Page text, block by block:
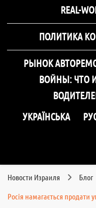
REAL-
ПОЛИТИКА
РЫНОК
ВОЙНЫ: ЧТО
УКРАЇНСЬКА
Новости Израиля Блог
Росія намагається продати